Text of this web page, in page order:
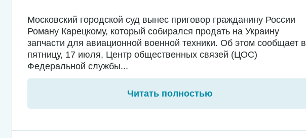
Московский городской суд вынес приговор гражданину России
Роману Карецкому, который собирался продать на Украину
запчасти для авиационной военной техники. Об этом сообщает в
пятницу, 17 июля, Центр общественных связей (ЦОС)
Федеральной службы...
Читать полностью